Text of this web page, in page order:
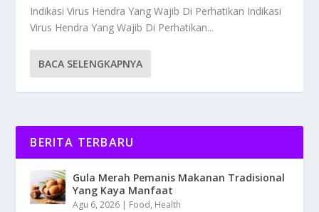
Indikasi Virus Hendra Yang Wajib Di Perhatikan Indikasi
Virus Hendra Yang Wajib Di Perhatikan...
BACA SELENGKAPNYA
BERITA TERBARU
Gula Merah Pemanis Makanan Tradisional
Yang Kaya Manfaat
Agu 6, 2026 | Food, Health